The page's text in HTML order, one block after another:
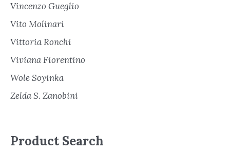
Vincenzo Gueglio
Vito Molinari
Vittoria Ronchi
Viviana Fiorentino
Wole Soyinka
Zelda S. Zanobini
Product Search